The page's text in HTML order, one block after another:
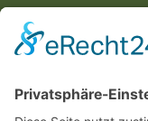
Spannende